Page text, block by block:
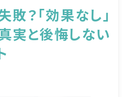
？「効果なし」
真実と後悔しない